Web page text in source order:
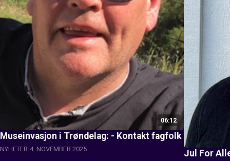
06:12
Museinvasjon i Trøndelag: - Kontakt fagfolk
NYHETER 4. NOVEMBER 2025 Jul For